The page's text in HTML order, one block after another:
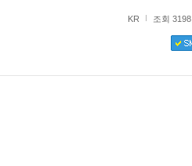
KR 조회 3198